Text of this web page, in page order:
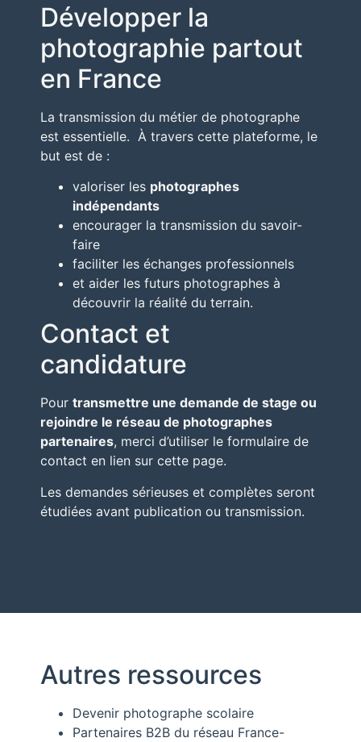
Développer la
photographie partout
en France
La transmission du métier de photographe
est essentielle. À travers cette plateforme, le
but est de :
valoriser les photographes
indépendants
encourager la transmission du savoir-
faire
faciliter les échanges professionnels
et aider les futurs photographes à
découvrir la réalité du terrain.
Contact et
candidature
Pour transmettre une demande de stage ou
rejoindre le réseau de photographes
partenaires, merci d’utiliser le formulaire de
contact en lien sur cette page.
Les demandes sérieuses et complètes seront
étudiées avant publication ou transmission.
Autres ressources
Devenir photographe scolaire
Partenaires B2B du réseau France-